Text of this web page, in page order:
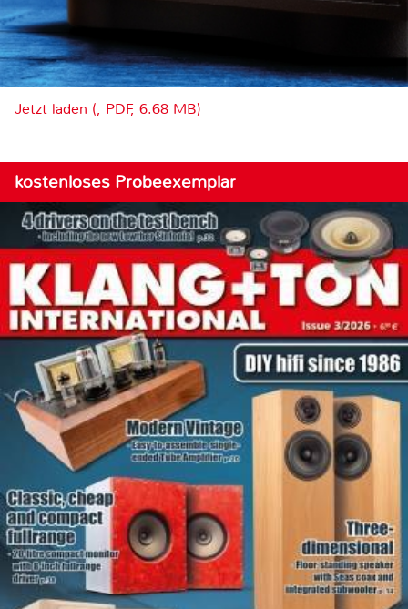
Jetzt laden (, PDF, 6.68 MB)
kostenloses Probeexemplar